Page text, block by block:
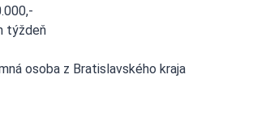
týždeň
osoba z Bratislavského kraja